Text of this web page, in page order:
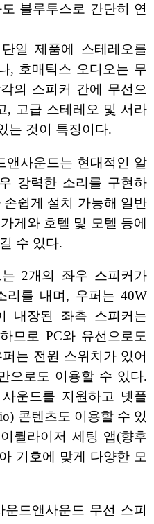
블루투스로 간단히 연
일 제품에 스테레오를
, 호매틱스 오디오는 무
의 스피커 간에 무선으
, 고급 스테레오 및 서라
는 것이 특징이다.
앤사운드는 현대적인 알
강력한 소리를 구현하
쉽게 설치 가능해 일반
게와 호텔 및 모텔 등에
수 있다.
2개의 좌우 스피커가
리를 내며, 우퍼는 40W
내장된 좌측 스피커는
므로 PC와 유선으로도
는 전원 스위치가 있어
으로도 이용할 수 있다.
운드를 지원하고 넷플
콘텐츠도 이용할 수 있
퀄라이저 세팅 앱(향후
기호에 맞게 다양한 모
드앤사운드 무선 스피